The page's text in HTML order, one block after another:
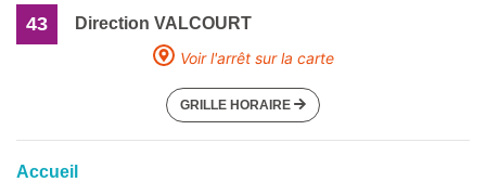
43
Direction VALCOURT
Voir l'arrêt sur la carte
GRILLE HORAIRE
Accueil